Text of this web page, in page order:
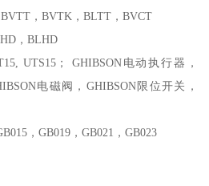
，BVTK，BLTT，BVCT
，BLHD
UTS15； GHIBSON电动执行器，
电磁阀，GHIBSON限位开关，
，GB019，GB021，GB023